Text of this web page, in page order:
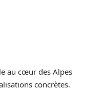
au cœur des Alpes
concrètes.